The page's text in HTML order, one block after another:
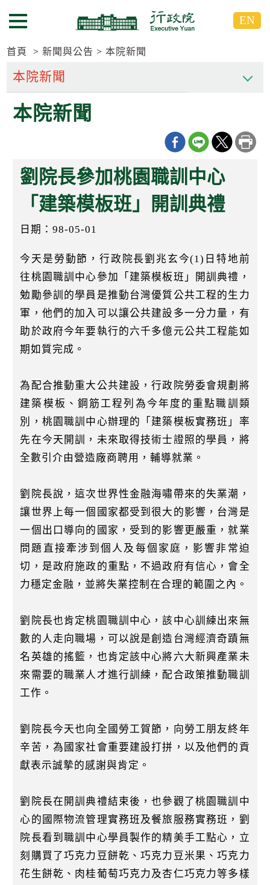
到
要
區
到
要
區
選單按鈕 EN
首頁 新聞與公告 本院新聞
本院新聞
劉院長參加桃園職訓中心
「建築模板班」開訓典禮
日期：98-05-01
今天是勞動節，行政院長劉兆玄今(1)日特地前
往桃園職訓中心參加「建築模板班」開訓典禮，
勉勵參訓的學員是推動台灣優質公共工程的生力
軍，他們的加入可以讓公共建設多一分力量，有
助於政府今年要執行的六千多億元公共工程能如
期如質完成。
為配合推動重大公共建設，行政院勞委會規劃將
建築模板、鋼筋工程列為今年度的重點職訓類
別，桃園職訓中心辦理的「建築模板實務班」率
先在今天開訓，未來取得技術士證照的學員，將
全數引介由營造廠商聘用，輔導就業。
劉院長說，這次世界性金融海嘯帶來的失業潮，
讓世界上每一個國家都受到很大的影響，台灣是
一個出口導向的國家，受到的影響更嚴重，就業
問題直接牽涉到個人及每個家庭，影響非常迫
切，是政府施政的重點，不過政府有信心，會全
力穩定金融，並將失業控制在合理的範圍之內。
劉院長也肯定桃園職訓中心，該中心訓練出來無
數的人走向職場，可以說是創造台灣經濟奇蹟無
名英雄的搖籃，也肯定該中心將六大新興產業未
來需要的職業人才進行訓練，配合政策推動職訓
工作。
劉院長今天也向全國勞工賀節，向勞工朋友終年
辛苦，為國家社會重要建設打拼，以及他們的貢
獻表示誠摯的感謝與肯定。
劉院長在開訓典禮結束後，也參觀了桃園職訓中
心的國際物流管理實務班及餐旅服務實務班，劉
院長看到職訓中心學員製作的精美手工點心，立
刻購買了巧克力豆餅乾、巧克力豆米果、巧克力
花生餅乾、肉桂葡萄巧克力及杏仁巧克力等多樣